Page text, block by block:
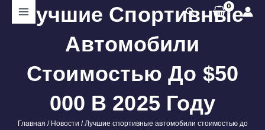
Перейти
Поиск
Лучшие Спортивные
Автомобили
Стоимостью До $50
000 В 2025 Году
Главная / Новости / Лучшие спортивные автомобили стоимостью до